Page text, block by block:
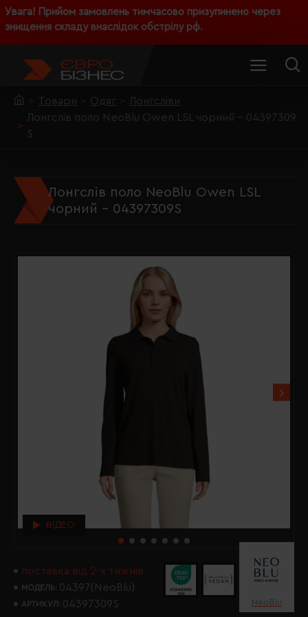
Увага! Прийом замовлень тимчасово призупинено через
знищення складу внаслідок обстрілу рф.
Товари Одяг
Лонгсліви
Лонгслів поло NeoBlu Owen LSL чорний - 04397309
S
Лонгслів поло NeoBlu Owen LSL
чорний - 04397309S
ВІДЕО
поставка від 2-х тижнів
МОДЕЛЬ: 04397(NeoBlu)
АРТИКУЛ: 04397309S NeoBlu